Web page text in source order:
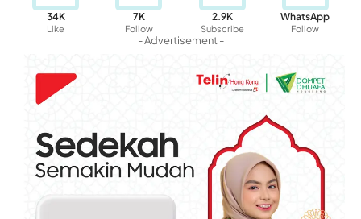
34K
Like
7K
Follow
2.9K
Subscribe
WhatsApp
Follow
- Advertisement -